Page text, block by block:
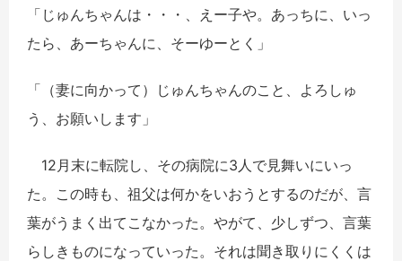
「じゅんちゃんは・・・、えー子や。あっちに、いっ
たら、あーちゃんに、そーゆーとく」
「（妻に向かって）じゅんちゃんのこと、よろしゅ
う、お願いします」
12月末に転院し、その病院に3人で見舞いにいっ
た。この時も、祖父は何かをいおうとするのだが、言
葉がうまく出てこなかった。やがて、少しずつ、言葉
らしきものになっていった。それは聞き取りにくくは